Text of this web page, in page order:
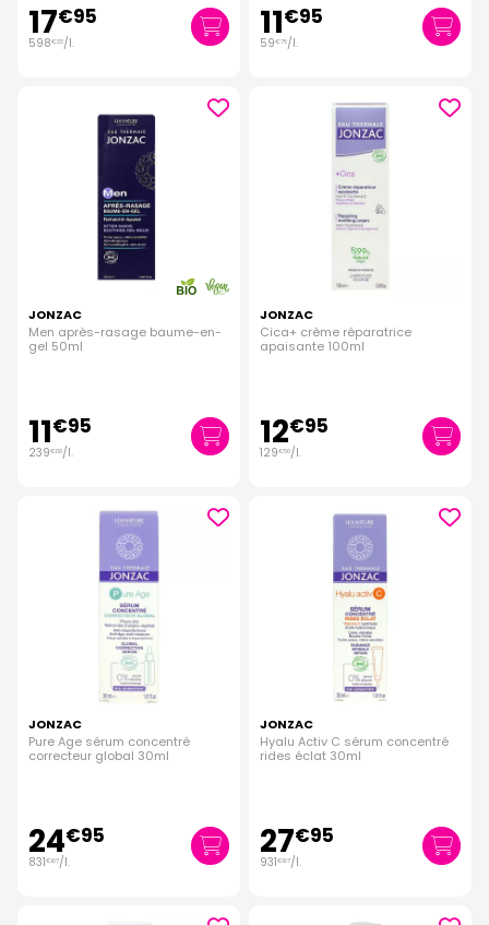
17€95
598€33/l. 11€95
59€75/l.
JONZAC
Men après-rasage baume-en-
gel 50ml
11€95
239€00/l.
JONZAC
Cica+ crème réparatrice
apaisante 100ml
12€95
129€50/l.
JONZAC
Pure Age sérum concentré
correcteur global 30ml
24€95
831€67/l.
JONZAC
Hyalu Activ C sérum concentré
rides éclat 30ml
27€95
931€67/l.